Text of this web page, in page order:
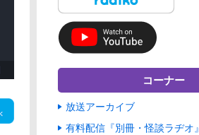
コーナー
放送アーカイブ
有料配信『別冊・怪談ラヂオ』